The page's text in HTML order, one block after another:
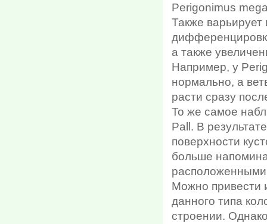
Perigonimus
Также варьирует
а также
Например, у
нормально, а
расти сразу
То же самое
Pall. В
поверхности
больше
Можно привести
данного типа
строении.